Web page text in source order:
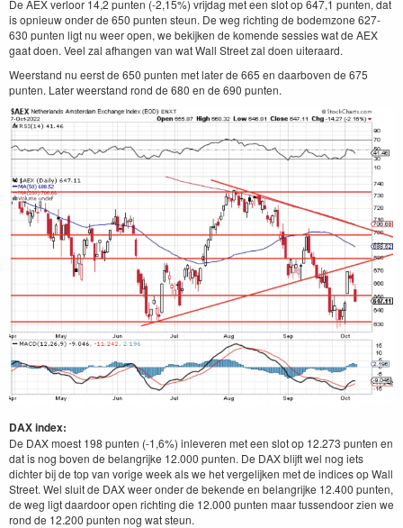
De AEX verloor 14,2 punten (-2,15%) vrijdag met een slot op 647,1 punten, dat
is opnieuw onder de 650 punten steun. De weg richting de bodemzone 627-
630 punten ligt nu weer open, we bekijken de komende sessies wat de AEX
gaat doen. Veel zal afhangen van wat Wall Street zal doen uiteraard.
Weerstand nu eerst de 650 punten met later de 665 en daarboven de 675
punten. Later weerstand rond de 680 en de 690 punten.
DAX index:
De DAX moest 198 punten (-1,6%) inleveren met een slot op 12.273 punten en
dat is nog boven de belangrijke 12.000 punten. De DAX blijft wel nog iets
dichter bij de top van vorige week als we het vergelijken met de indices op Wall
Street. Wel sluit de DAX weer onder de bekende en belangrijke 12.400 punten,
de weg ligt daardoor open richting die 12.000 punten maar tussendoor zien we
rond de 12.200 punten nog wat steun.